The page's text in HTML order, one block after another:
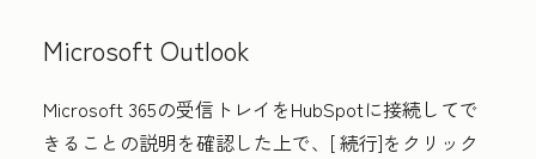
Microsoft Outlook
Microsoft 365の受信トレイをHubSpotに接続してで
きることの説明を確認した上で、[続行]をクリック